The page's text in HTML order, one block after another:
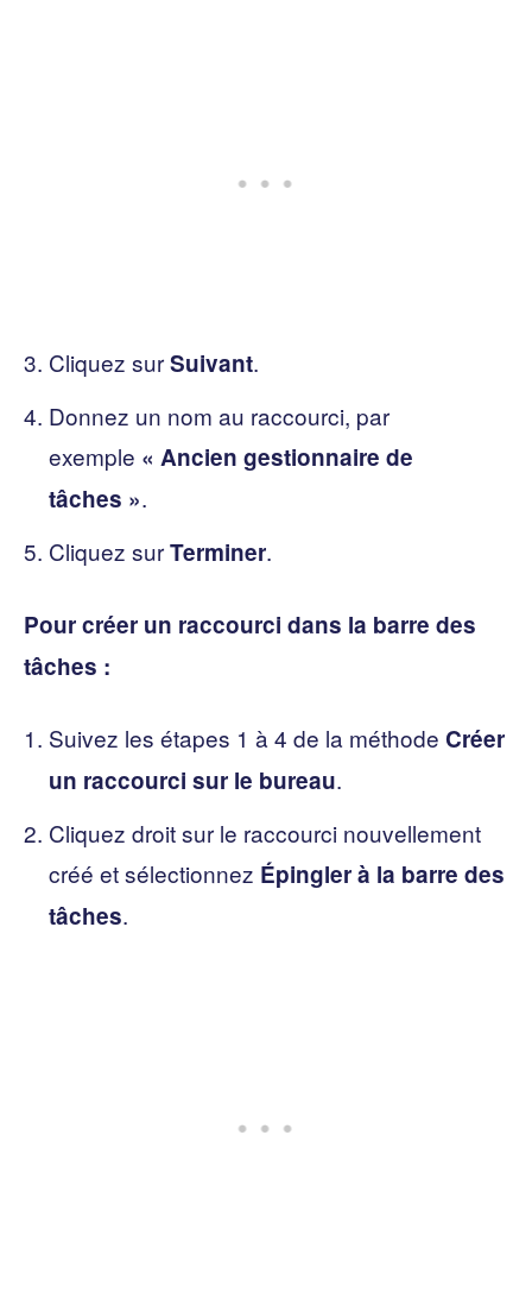
Cliquez surSuivant.
Donnez un nom au raccourci, par
exemple « Ancien gestionnaire de
tâches ».
Cliquez surTerminer.
Pour créer un raccourci dans la barre des
tâches :
Suivez les étapes 1 à 4 de la méthode Créer
un raccourci sur le bureau.
Cliquez droit sur le raccourci nouvellement
créé et sélectionnez Épingler à la barre des
tâches.